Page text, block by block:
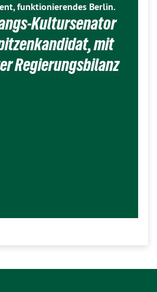
funktionierendes Berlin.
Kultursenator
mit
Regierungsbilanz